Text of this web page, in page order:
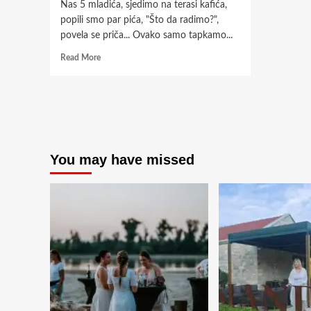
Nas 5 mladića, sjedimo na terasi kafića,
popili smo par pića, "Što da radimo?",
povela se priča... Ovako samo tapkamo...
Read MoreRead
You may have missed